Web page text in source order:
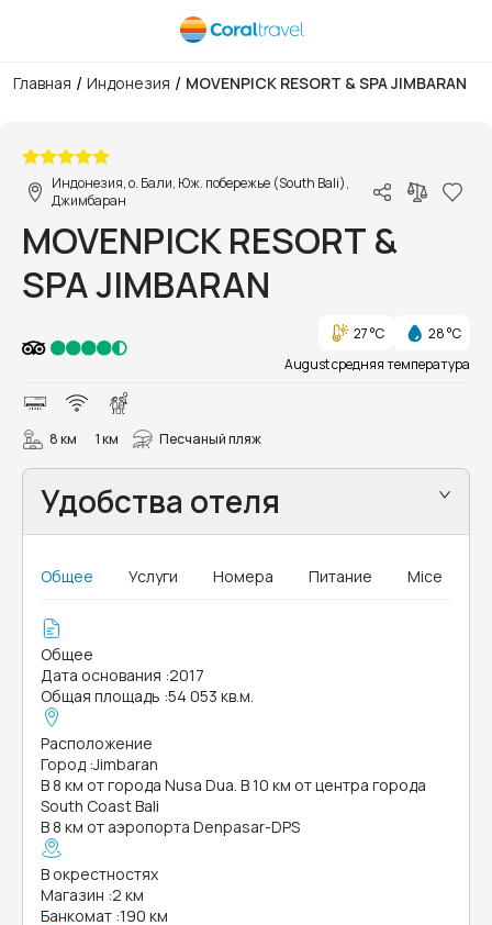
Главная / Индонезия / MOVENPICK RESORT & SPA JIMBARAN
Индонезия, о. Бали, Юж. побережье (South Bali),
Джимбаран
MOVENPICK RESORT &
SPA JIMBARAN
27 °C
28 °C
August средняя температура
8 км 1 км Песчаный пляж
Удобства отеля
Общее Услуги Номера Питание Mice
Общее
Дата основания :2017
Общая площадь :54 053 кв.м.
Расположение
Город :Jimbaran
В 8 км от города Nusa Dua. В 10 км от центра города
South Coast Bali
В 8 км от аэропорта Denpasar-DPS
В окрестностях
Магазин :2 км
Банкомат :190 км